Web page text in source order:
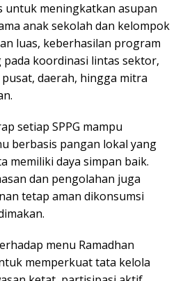
untuk meningkatkan asupan
anak sekolah dan kelompok
luas, keberhasilan program
koordinasi lintas sektor,
daerah, hingga mitra
setiap SPPG mampu
berbasis pangan lokal yang
memiliki daya simpan baik.
dan pengolahan juga
tetap aman dikonsumsi
menu Ramadhan
memperkuat tata kelola